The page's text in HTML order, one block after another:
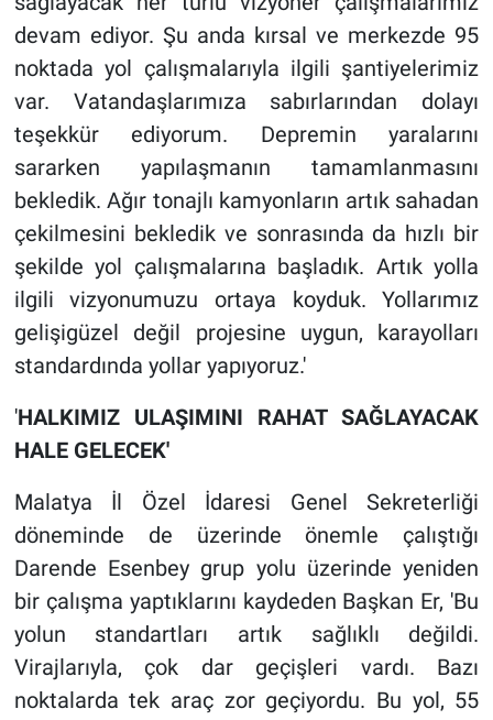
devam ediyor. Şu anda kırsal ve merkezde 95
noktada yol çalışmalarıyla ilgili şantiyelerimiz
var. Vatandaşlarımıza sabırlarından dolayı
teşekkür ediyorum. Depremin yaralarını
sararken yapılaşmanın tamamlanmasını
bekledik. Ağır tonajlı kamyonların artık sahadan
çekilmesini bekledik ve sonrasında da hızlı bir
şekilde yol çalışmalarına başladık. Artık yolla
ilgili vizyonumuzu ortaya koyduk. Yollarımız
gelişigüzel değil projesine uygun, karayolları
standardında yollar yapıyoruz.'
'HALKIMIZ ULAŞIMINI RAHAT SAĞLAYACAK
HALE GELECEK'
Malatya İl Özel İdaresi Genel Sekreterliği
döneminde de üzerinde önemle çalıştığı
Darende Esenbey grup yolu üzerinde yeniden
bir çalışma yaptıklarını kaydeden Başkan Er, 'Bu
yolun standartları artık sağlıklı değildi.
Virajlarıyla, çok dar geçişleri vardı. Bazı
noktalarda tek araç zor geçiyordu. Bu yol, 55